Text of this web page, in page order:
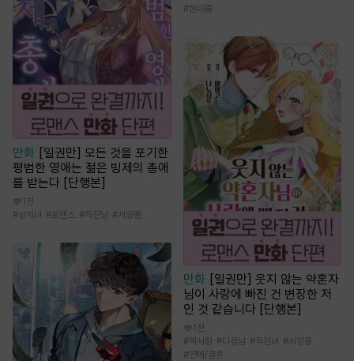
만화 [일권만] 모든 것을 포기한
평범한 영애는 젊은 빙제의 총애
를 받는다 [단행본]
1천
#상처녀 #로맨스 #직진남 #서양풍
#현대물
만화 [일권만] 웃지 않는 약혼자
님이 사랑에 빠진 건 변장한 저
인 것 같습니다 [단행본]
1천
#짝사랑 #다정남 #직진녀 #서양풍
#연애/결혼